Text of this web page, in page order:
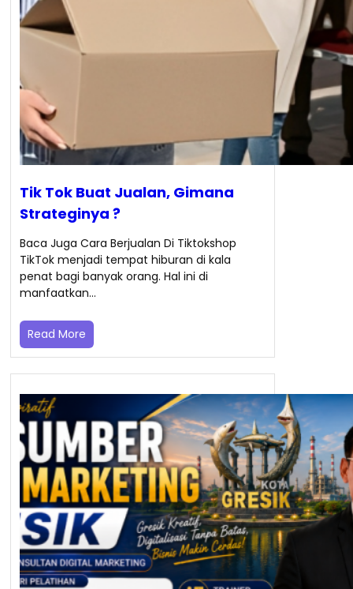
Tik Tok Buat Jualan, Gimana
Strateginya ?
Baca Juga Cara Berjualan Di Tiktokshop
TikTok menjadi tempat hiburan di kala
penat bagi banyak orang. Hal ini di
manfaatkan…
Read More